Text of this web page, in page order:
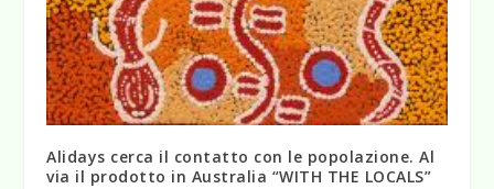
Alidays cerca il contatto con le popolazione. Al
via il prodotto in Australia “WITH THE LOCALS”